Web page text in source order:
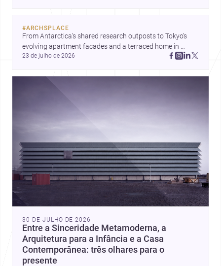
#ARCHSPLACE
From Antarctica’s shared research outposts to Tokyo’s
evolving apartment facades and a terraced home in
Amman, these projects show how architecture adapts to
23 de julho de 2026
30 DE JULHO DE 2026
Entre a Sinceridade Metamoderna, a
Arquitetura para a Infância e a Casa
Contemporânea: três olhares para o
presente